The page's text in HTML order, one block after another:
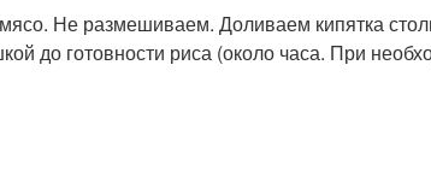
Не размешиваем. Доливаем кипятка
до готовности риса (около часа. При